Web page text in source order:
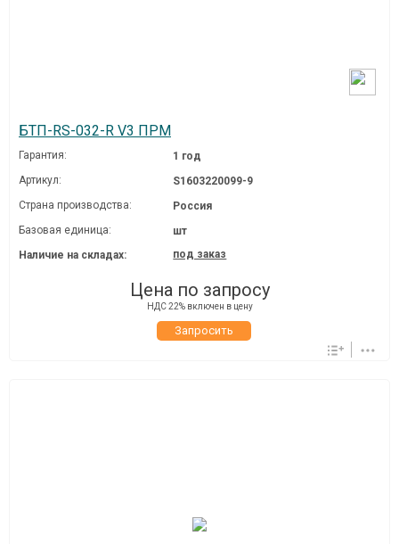
БТП-RS-032-R V3 ПРМ
Гарантия:
1 год
Артикул:
S1603220099-9
Страна производства:
Россия
Базовая единица:
шт
Наличие на складах:
под заказ
Цена по запросу
НДС 22% включен в цену
Запросить